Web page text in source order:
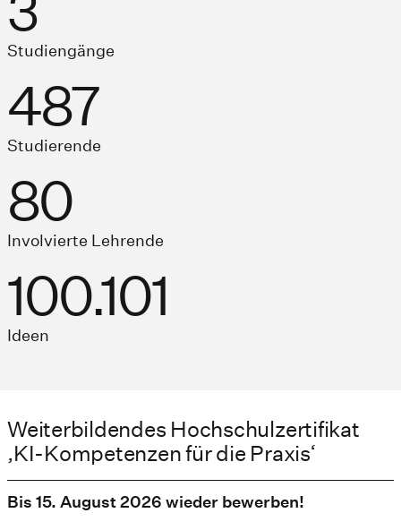
Studiengänge
487
Studierende
80
Involvierte Lehrende
100.101
Ideen
Weiterbildendes Hochschulzertifikat
‚KI-Kompetenzen für die Praxis‘
Bis 15. August 2026 wieder bewerben!